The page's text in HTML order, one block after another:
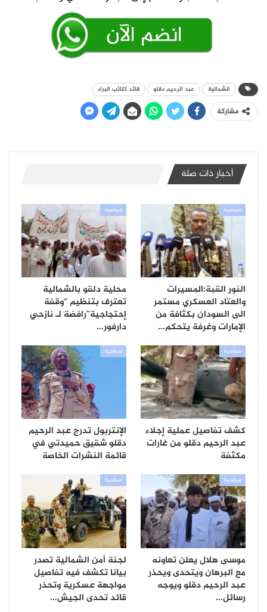
الشمالية عبد الرحيم دقلو قائد كتائب البراء
مشاركة
أخبار ذات صلة
سياسية
النور القبة:المسيرات
والعتاد العسكري مستمر
الى السودان بكثافة من
الإمارات وغرفة يتحكم…
سياسية
محلية دلقو بالشمالية
تعترف بتنظيم “وقفة
إحتجاجية”رافضة لـ نازحي
دارفور…
سياسية
كشف تفاصيل عملية إجلاء
عبد الرحيم دقلو من غارات
مكثفة
سياسية
الإنتربول تدرج عبد الرحيم
دقلو شقيق حميدتي في
قائمة النشرات الخاصة
سياسية
موسى هلال يعلن تعاونه
مع البرهان ويتحدى ويحذر
عبد الرحيم دقلو ويوجه
رسائل…
سياسية
لجنة أمن الشمالية تصدر
بيانا تكشف فيه تفاصيل
مواجهة عسكرية وتحذر
قائد تحدى الجيش…